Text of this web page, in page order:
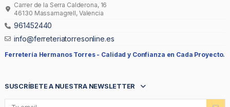
Carrer de la Serra Calderona, 16
46130 Massamagrell, Valencia
961452440
info@ferreteriatorresonline.es
Ferretería Hermanos Torres - Calidad y Confianza en Cada Proyecto.
SUSCRÍBETE A NUESTRA NEWSLETTER